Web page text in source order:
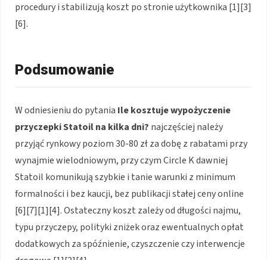
procedury i stabilizują koszt po stronie użytkownika [1][3]
[6].
Podsumowanie
W odniesieniu do pytania Ile kosztuje wypożyczenie
przyczepki Statoil na kilka dni? najczęściej należy
przyjąć rynkowy poziom 30-80 zł za dobę z rabatami przy
wynajmie wielodniowym, przy czym Circle K dawniej
Statoil komunikują szybkie i tanie warunki z minimum
formalności i bez kaucji, bez publikacji stałej ceny online
[6][7][1][4]. Ostateczny koszt zależy od długości najmu,
typu przyczepy, polityki zniżek oraz ewentualnych opłat
dodatkowych za spóźnienie, czyszczenie czy interwencje